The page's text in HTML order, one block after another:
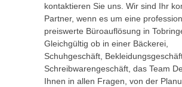
kontaktieren Sie uns. Wir sind Ihr
Partner, wenn es um eine
preiswerte Büroauflösung in
Gleichgültig ob in einer Bäckerei,
Schuhgeschäft,
Schreibwarengeschäft, das Team
Ihnen in allen Fragen, von der